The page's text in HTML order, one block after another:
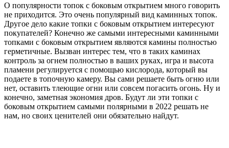
О популярности топок с боковым открытием много говорить
не приходится. Это очень популярный вид каминных топок.
Другое дело какие топки с боковым открытием интересуют
покупателей? Конечно же самыми интересными каминными
топками с боковым открытием являются камины полностью
герметичные. Вызван интерес тем, что в таких каминах
контроль за огнем полностью в ваших руках, игра и высота
пламени регулируется с помощью кислорода, который вы
подаете в топочную камеру. Вы сами решаете быть огню или
нет, оставить тлеющие огни или совсем погасить огонь. Ну и
конечно, заметная экономия дров. Будут ли эти топки с
боковым открытием самыми полярными в 2022 решать не
нам, но своих ценителей они обязательно найдут.